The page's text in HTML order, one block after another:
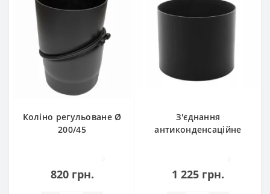
Коліно регульоване Ø
200/45
820 грн.
З'єднання
антиконденсаційне
1 225 грн.